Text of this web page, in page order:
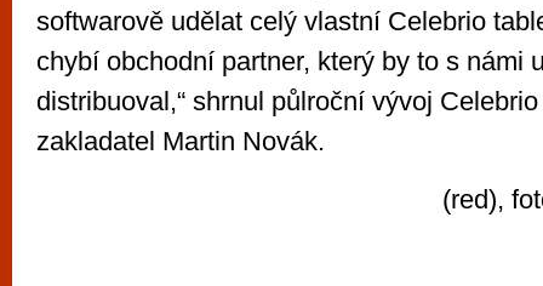
softwarově udělat celý vlastní Celebrio
chybí obchodní partner, který by to s námi
distribuoval,“ shrnul půlroční vývoj
zakladatel Martin Novák.
(red),